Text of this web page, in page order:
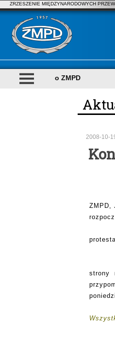
ZRZESZENIE MIĘDZYNARODOWYCH
o ZMPD
2008-10-
ZMPD,
strony